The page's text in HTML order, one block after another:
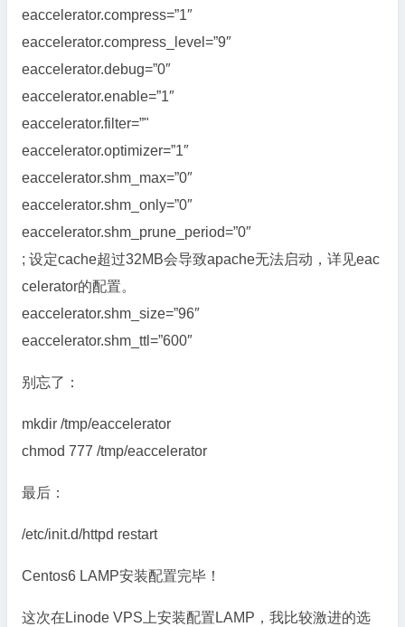
eaccelerator.compress=”1″
eaccelerator.compress_level=”9″
eaccelerator.debug=”0″
eaccelerator.enable=”1″
eaccelerator.filter=”"
eaccelerator.optimizer=”1″
eaccelerator.shm_max=”0″
eaccelerator.shm_only=”0″
eaccelerator.shm_prune_period=”0″
; 设定cache超过32MB会导致apache无法启动，详见eac
celerator的配置。
eaccelerator.shm_size=”96″
eaccelerator.shm_ttl=”600″
别忘了：
mkdir /tmp/eaccelerator
chmod 777 /tmp/eaccelerator
最后：
/etc/init.d/httpd restart
Centos6 LAMP安装配置完毕！
这次在Linode VPS上安装配置LAMP，我比较激进的选